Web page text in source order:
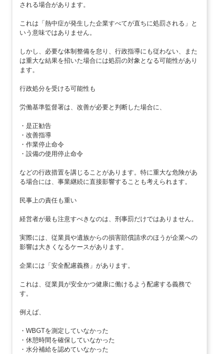
される場合があります。
これは「熱中症が発生した企業すべてが直ちに処罰される」と
いう意味ではありません。
しかし、必要な体制整備を怠り、行政指導にも従わない、また
は重大な結果を招いた場合には処罰の対象となる可能性があり
ます。
行政処分を受ける可能性も
労働基準監督署は、改善が必要と判断した場合に、
・是正勧告
・改善指導
・作業停止命令
・設備の使用停止命令
などの行政措置を講じることがあります。特に重大な危険があ
る場合には、事業継続に直接影響することも考えられます。
民事上の責任も重い
経営者が最も注意すべきなのは、刑事罰だけではありません。
実際には、従業員や遺族からの損害賠償請求のほうが企業への
影響は大きくなるケースがあります。
企業には「安全配慮義務」があります。
これは、従業員が安全かつ健康に働けるよう配慮する義務で
す。
例えば、
・WBGTを測定していなかった
・休憩時間を確保していなかった
・水分補給を認めていなかった